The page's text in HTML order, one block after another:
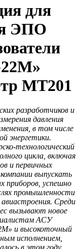
для
ЭПО
МТ201
разработчиков и
давления
в том числе
энергетики.
технологический
цикла, включая
и первичных
выпускать
приборов, успешно
промышленности
Среди
вызывают новое
АСУ
и высокоточный
исполнением,